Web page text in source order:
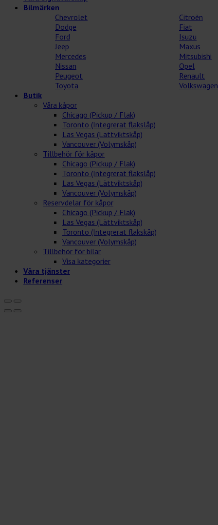
Bilmärken
Chevrolet
Citroèn
Dodge
Fiat
Ford
Isuzu
Jeep
Maxus
Mercedes
Mitsubishi
Nissan
Opel
Peugeot
Renault
Toyota
Volkswagen
Butik
Våra kåpor
Chicago (Pickup / Flak)
Toronto (Integrerat flakslåp)
Las Vegas (Lättviktskåp)
Vancouver (Volymskåp)
Tillbehör för kåpor
Chicago (Pickup / Flak)
Toronto (Integrerat flakslåp)
Las Vegas (Lättviktskåp)
Vancouver (Volymskåp)
Reservdelar för kåpor
Chicago (Pickup / Flak)
Las Vegas (Lättviktskåp)
Toronto (Integrerat flakskåp)
Vancouver (Volymskåp)
Tillbehör för bilar
Visa kategorier
Våra tjänster
Referenser